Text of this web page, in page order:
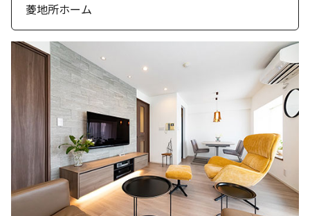
菱地所ホーム